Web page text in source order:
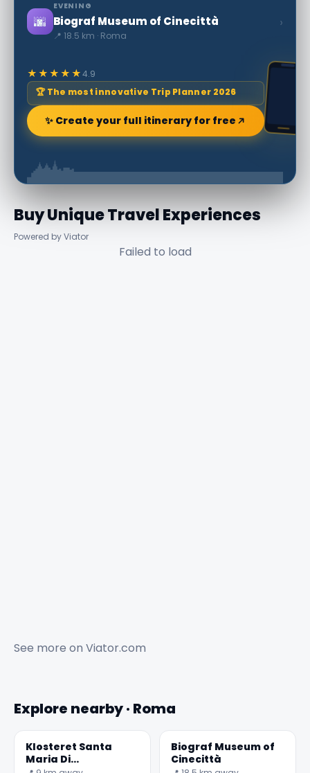
🌆
EVENING
Biograf Museum of Cinecittà
📍 18.5 km · Roma
›
★★★★★4.9
🏆 The most innovative Trip Planner 2026
✨ Create your full itinerary for free
Buy Unique Travel Experiences
Powered by Viator
Failed to load
See more on Viator.com
Explore nearby · Roma
Klosteret Santa
Maria Di
Biograf Museum of
Cinecittà